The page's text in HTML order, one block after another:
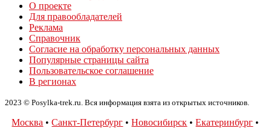
О проекте
Для правообладателей
Реклама
Справочник
Согласие на обработку персональных данных
Популярные страницы сайта
Пользовательское соглашение
В регионах
2023 © Posylka-trek.ru. Вся информация взята из открытых источников.
Москва •Санкт-Петербург •Новосибирск •Екатеринбург •